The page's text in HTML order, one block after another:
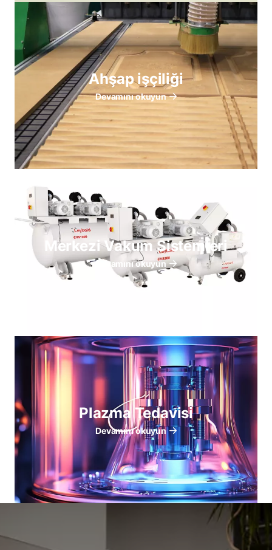
Ahşap işçiliği
Devamını okuyun
Merkezi Vakum Sistemleri
Devamını okuyun
Plazma Tedavisi
Devamını okuyun